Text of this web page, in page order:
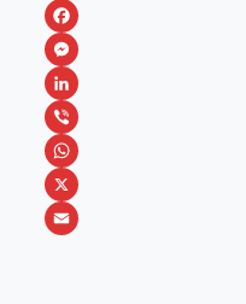
F
a
c
e
b
o
M
e
s
s
e
L
i
n
k
V
i
b
W
h
X